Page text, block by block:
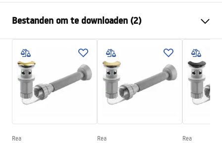
Materiaal
Sanitair keramiek
Kleur
Wit
Afwerking
Glanzend
Lengte
470
Breedte
300mm
Hoogte
150
Vorm
Bestanden om te downloaden (2)
Montagehandleiding
Garantievoorwaarden
Rea Rea Rea